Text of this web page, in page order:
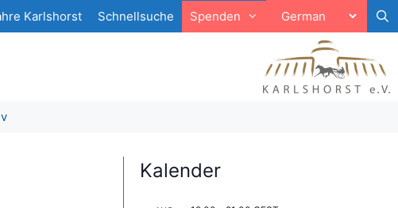
Karlshorst Schnellsuche Spenden
Kalender